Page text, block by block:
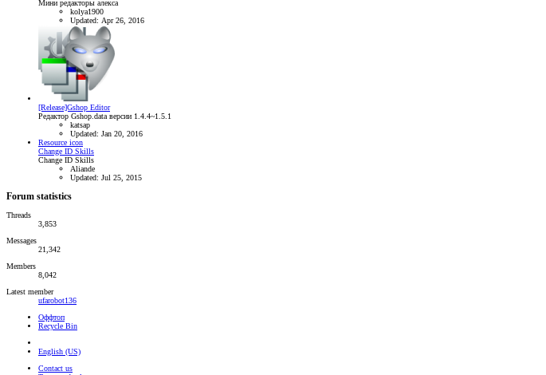
Мини редакторы алекса
kolya1900
Updated: Apr 26, 2016
[Release]Gshop Editor
Редактор Gshop.data версии 1.4.4~1.5.1
katsap
Updated: Jan 20, 2016
Resource icon
Change ID Skills
Change ID Skills
Aliande
Updated: Jul 25, 2015
Forum statistics
Threads
3,853
Messages
21,342
Members
8,042
Latest member
ufarobot136
Оффтоп
Recycle Bin
English (US)
Contact us